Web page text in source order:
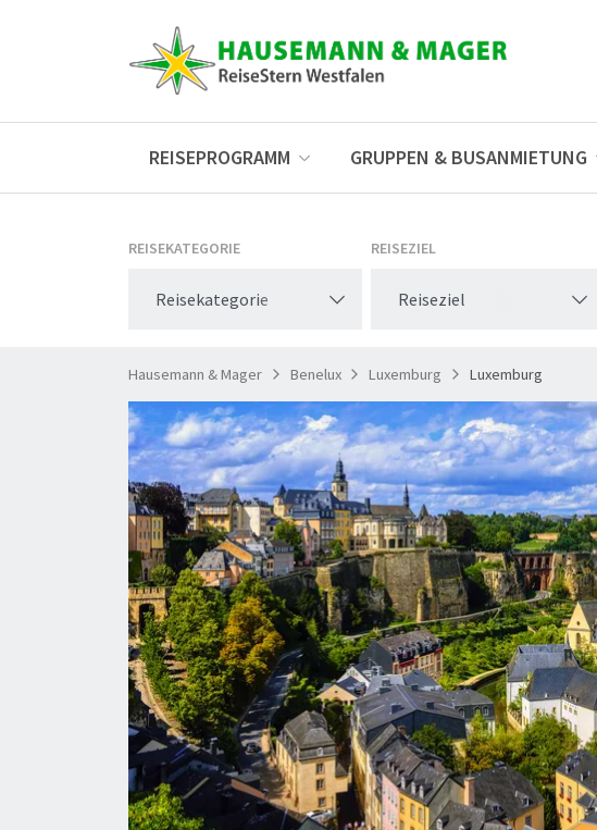
REISEPROGRAMM GRUPPEN & BUSANMIETUNG
REISEKATEGORIE
Reisekategorie
REISEZIEL
Reiseziel
Hausemann & Mager Benelux Luxemburg Luxemburg